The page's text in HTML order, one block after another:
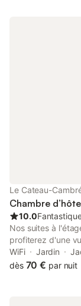
Le Cateau-
Chambre
10.0
Nos suites à
profiterez d'une
ferme typique du
moderne,
WiFi Jardin
dès 70 € par nuit